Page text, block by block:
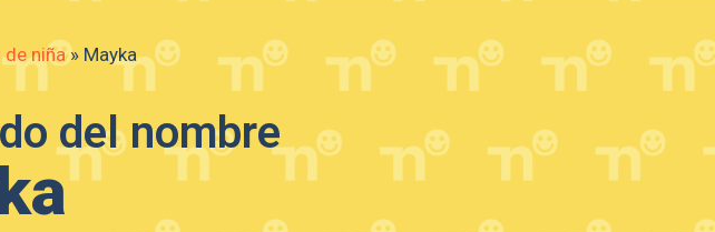
de niña» Mayka
del nombre